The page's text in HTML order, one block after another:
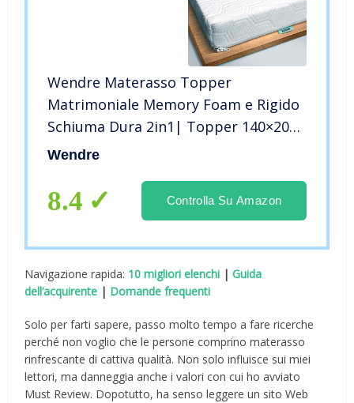
Wendre Materasso Topper
Matrimoniale Memory Foam e Rigido
Schiuma Dura 2in1| Topper 140×200
Correttore Materasso Matrimoniale 7
e Anallergico Topper Matrimoniale
Wendre
8.4 Controlla Su Amazon
Navigazione rapida: 10 migliori elenchi |Guida
dell’acquirente | Domande frequenti
Solo per farti sapere, passo molto tempo a fare ricerche
perché non voglio che le persone comprino materasso
rinfrescante di cattiva qualità. Non solo influisce sui miei
lettori, ma danneggia anche i valori con cui ho avviato
Must Review. Dopotutto, ha senso leggere un sito Web